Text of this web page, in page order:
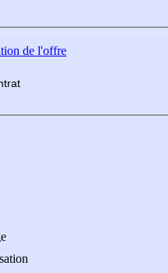
de l'offre